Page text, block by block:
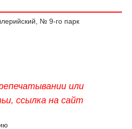
№ 9-го парк
или
ссылка на сайт